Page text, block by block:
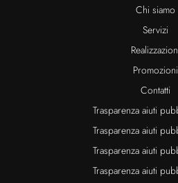
Chi siamo
Servizi
Promozioni
Contatti
Trasparenza aiuti
Trasparenza aiuti
Trasparenza aiuti
Trasparenza aiuti